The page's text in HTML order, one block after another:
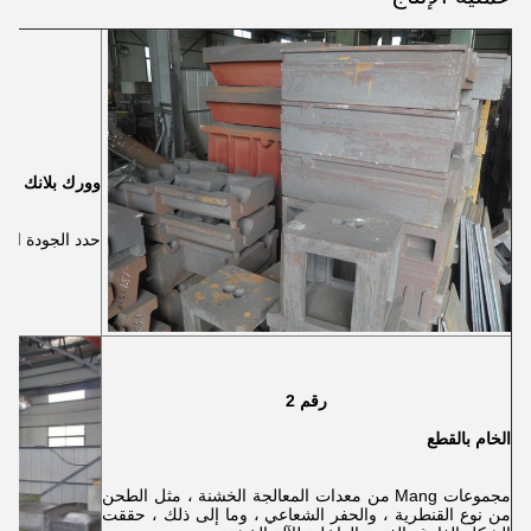
وورك بلانك
حدد الجودة
رقم 2
الخام بالقطع
مجموعات Mang من معدات المعالجة الخشنة ، مثل الطحن
من نوع القنطرية ، والحفر الشعاعي ، وما إلى ذلك ، حققت